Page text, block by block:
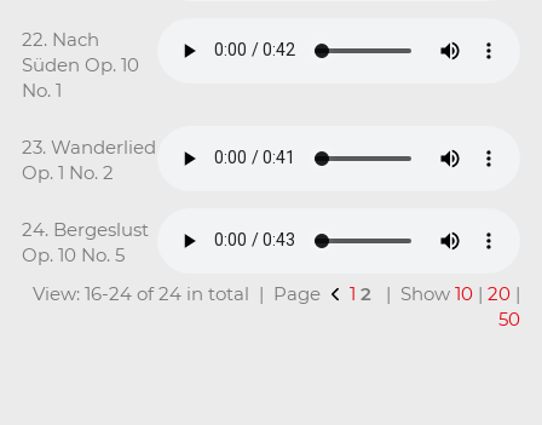
22. Nach
Süden Op. 10
No. 1
23. Wanderlied
Op. 1 No. 2
24. Bergeslust
Op. 10 No. 5
View: 16-24 of 24 in total | Page
1 2 | Show10 |20 |
50